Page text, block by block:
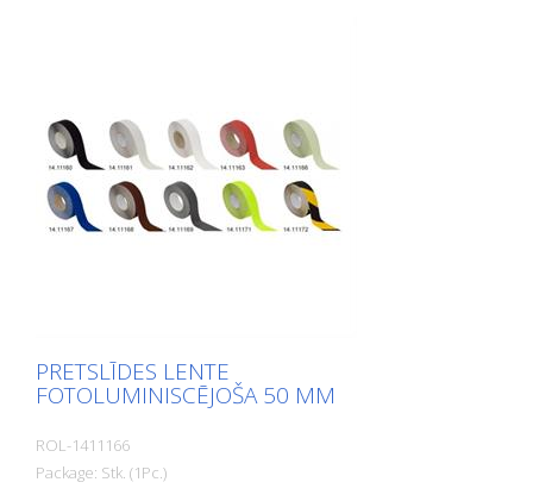
PRETSLĪDES LENTE
FOTOLUMINISCĒJOŠA 50 MM
ROL-1411166
Package: Stk. (1Pc.)